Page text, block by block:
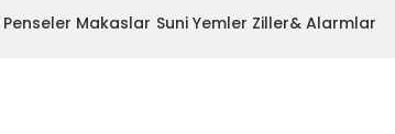
Penseler Makaslar Suni Yemler Ziller& Alarmlar